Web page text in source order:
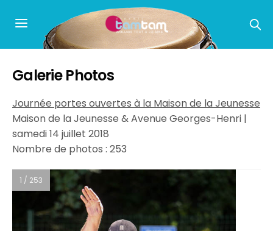
Galerie Photos
Journée portes ouvertes à la Maison de la Jeunesse
Maison de la Jeunesse & Avenue Georges-Henri |
samedi 14 juillet 2018
Nombre de photos : 253
1 / 253